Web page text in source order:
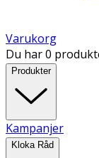
Varukorg
Du har 0
Produkter
Kampanjer
Kloka Råd